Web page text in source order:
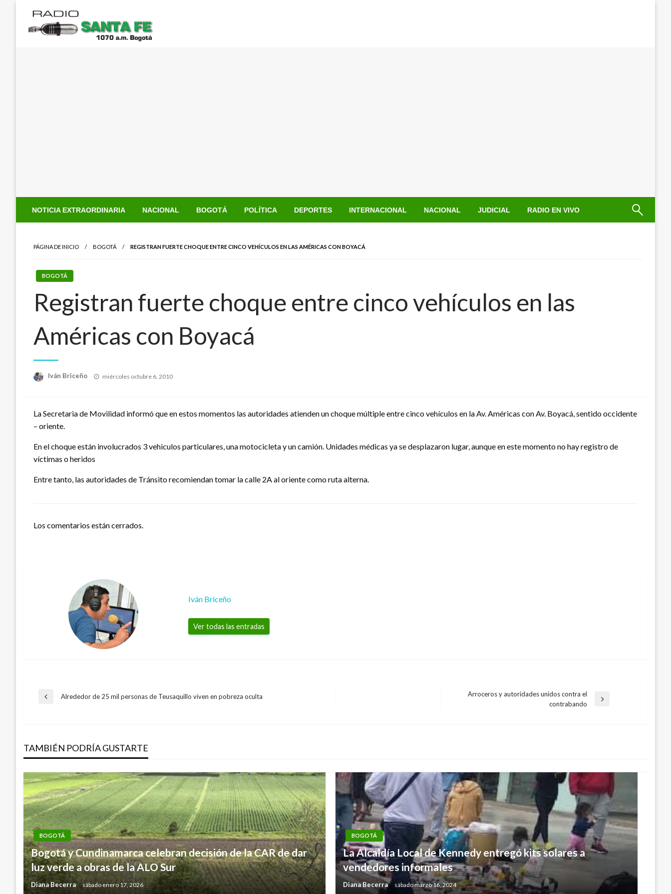
contenido
NOTICIA EXTRAORDINARIA NACIONAL BOGOTÁ POLÍTICA DEPORTES INTERNACIONAL NACIONAL JUDICIAL RADIO EN VIVO
PÁGINA DE INICIO BOGOTÁ REGISTRAN FUERTE CHOQUE ENTRE CINCO VEHÍCULOS EN LAS AMÉRICAS CON BOYACÁ
BOGOTÁ
Registran fuerte choque entre cinco vehículos en las
Américas con Boyacá
Iván Briceño
Publicado
miércoles octubre 6, 2010
La Secretaria de Movilidad informó que en estos momentos las autoridades atienden un choque múltiple entre cinco vehículos en la Av. Américas con Av. Boyacá, sentido occidente
– oriente.
En el choque están involucrados 3 vehiculos particulares, una motocicleta y un camión. Unidades médicas ya se desplazaron lugar, aunque en este momento no hay registro de
víctimas o heridos
Entre tanto, las autoridades de Tránsito recomiendan tomar la calle 2A al oriente como ruta alterna.
Los comentarios están cerrados.
Iván Briceño
Ver todas las entradas
Navegación
entradas
Entrada
Alrededor de 25 mil personas de Teusaquillo viven en pobreza oculta
Arroceros y autoridades unidos contra el
contrabando
TAMBIÉN PODRÍA GUSTARTE
BOGOTÁ
Bogotá y Cundinamarca celebran decisión de la CAR de dar
luz verde a obras de la ALO Sur
Diana Becerra sábado enero 17, 2026
BOGOTÁ
La Alcaldía Local de Kennedy entregó kits solares a
vendedores informales
Diana Becerra sábado marzo 16, 2024